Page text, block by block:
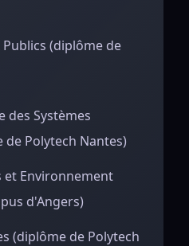
(diplôme de
des Systèmes
Polytech Nantes)
et Environnement
d'Angers)
(diplôme de Polytech